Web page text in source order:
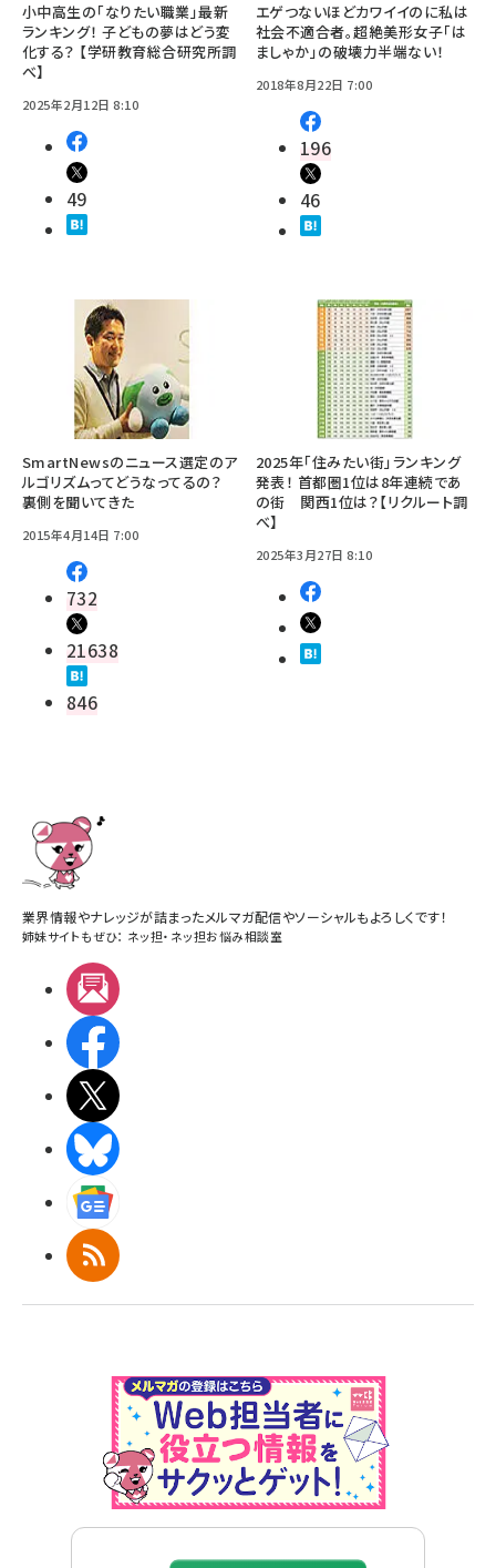
小中高生の「なりたい職業」最新
ランキング！ 子どもの夢はどう変
化する？ 【学研教育総合研究所調
べ】
2025年2月12日 8:10
49
エゲつないほどカワイイのに私は
社会不適合者。超絶美形女子「は
ましゃか」の破壊力半端ない！
2018年8月22日 7:00
196
46
SmartNewsのニュース選定のア
ルゴリズムってどうなってるの？
裏側を聞いてきた
2015年4月14日 7:00
732
21638
846
2025年「住みたい街」ランキング
発表！ 首都圏1位は8年連続であ
の街 関西1位は？【リクルート調
べ】
2025年3月27日 8:10
業界情報やナレッジが詰まったメルマガ配信やソーシャルもよろしくです！
姉妹サイトもぜひ： ネッ担・ ネッ担お悩み相談室
RSS